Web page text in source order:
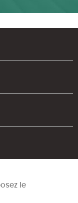
le